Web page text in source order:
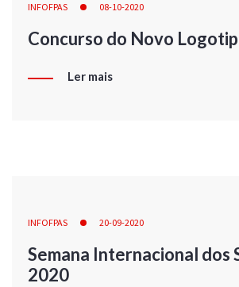
INFOFPAS 08-10-2020
Concurso do Novo
Ler mais
INFOFPAS 20-09-2020
Semana Internacional dos
2020